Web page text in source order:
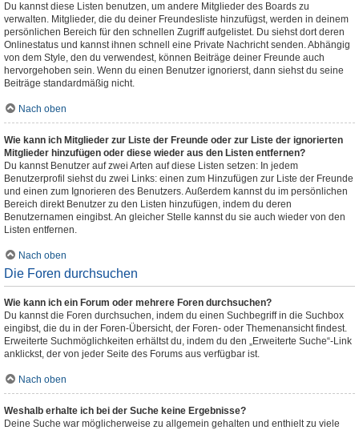
Du kannst diese Listen benutzen, um andere Mitglieder des Boards zu
verwalten. Mitglieder, die du deiner Freundesliste hinzufügst, werden in deinem
persönlichen Bereich für den schnellen Zugriff aufgelistet. Du siehst dort deren
Onlinestatus und kannst ihnen schnell eine Private Nachricht senden. Abhängig
von dem Style, den du verwendest, können Beiträge deiner Freunde auch
hervorgehoben sein. Wenn du einen Benutzer ignorierst, dann siehst du seine
Beiträge standardmäßig nicht.
Nach oben
Wie kann ich Mitglieder zur Liste der Freunde oder zur Liste der ignorierten
Mitglieder hinzufügen oder diese wieder aus den Listen entfernen?
Du kannst Benutzer auf zwei Arten auf diese Listen setzen: In jedem
Benutzerprofil siehst du zwei Links: einen zum Hinzufügen zur Liste der Freunde
und einen zum Ignorieren des Benutzers. Außerdem kannst du im persönlichen
Bereich direkt Benutzer zu den Listen hinzufügen, indem du deren
Benutzernamen eingibst. An gleicher Stelle kannst du sie auch wieder von den
Listen entfernen.
Nach oben
Die Foren durchsuchen
Wie kann ich ein Forum oder mehrere Foren durchsuchen?
Du kannst die Foren durchsuchen, indem du einen Suchbegriff in die Suchbox
eingibst, die du in der Foren-Übersicht, der Foren- oder Themenansicht findest.
Erweiterte Suchmöglichkeiten erhältst du, indem du den „Erweiterte Suche“-Link
anklickst, der von jeder Seite des Forums aus verfügbar ist.
Nach oben
Weshalb erhalte ich bei der Suche keine Ergebnisse?
Deine Suche war möglicherweise zu allgemein gehalten und enthielt zu viele